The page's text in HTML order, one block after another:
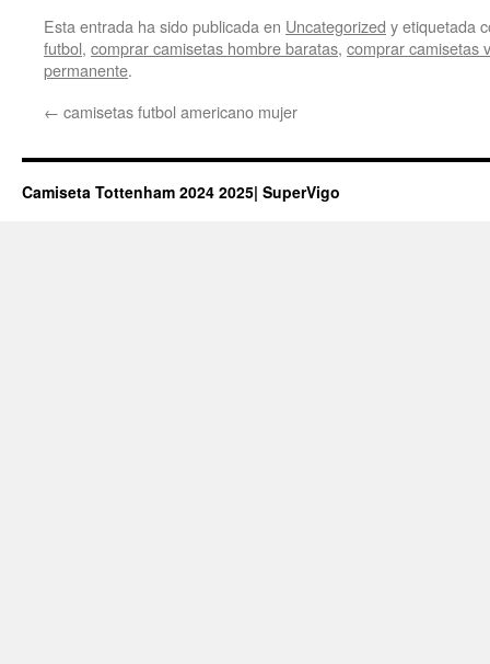
Esta entrada ha sido publicada en Uncategorized y etiquetada
futbol, comprar camisetas hombre baratas, comprar camisetas
permanente.
← camisetas futbol americano mujer
Camiseta Tottenham 2024 2025| SuperVigo